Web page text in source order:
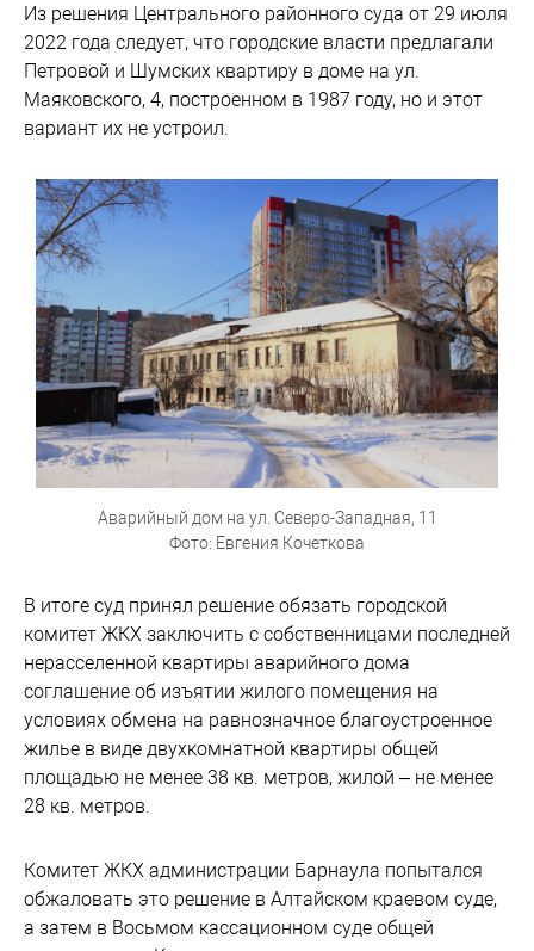
Из решения Центрального районного суда от 29 июля
2022 года следует, что городские власти предлагали
Петровой и Шумских квартиру в доме на ул.
Маяковского, 4, построенном в 1987 году, но и этот
вариант их не устроил.
Аварийный дом на ул. Северо-Западная, 11
Фото: Евгения Кочеткова
В итоге суд принял решение обязать городской
комитет ЖКХ заключить с собственницами последней
нерасселенной квартиры аварийного дома
соглашение об изъятии жилого помещения на
условиях обмена на равнозначное благоустроенное
жилье в виде двухкомнатной квартиры общей
площадью не менее 38 кв. метров, жилой – не менее
28 кв. метров.
Комитет ЖКХ администрации Барнаула попытался
обжаловать это решение в Алтайском краевом суде,
а затем в Восьмом кассационном суде общей